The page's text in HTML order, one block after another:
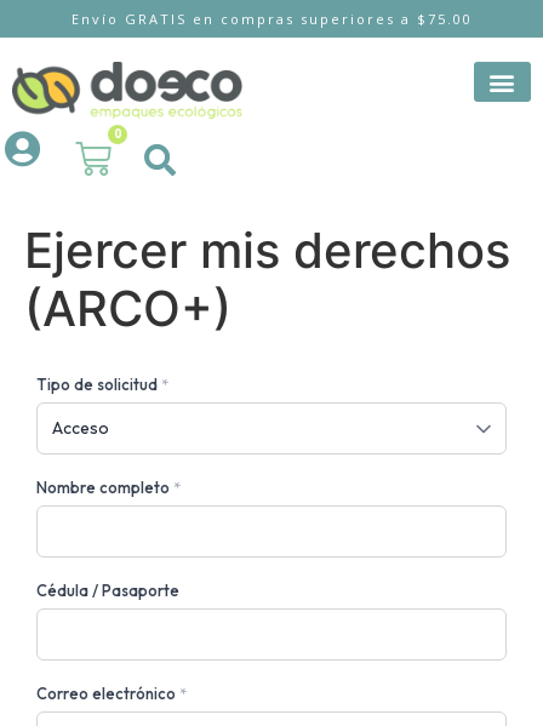
Envío GRATIS en compras superiores a $75.00
0
Ejercer mis derechos
(ARCO+)
Tipo de solicitud *
Nombre completo *
Cédula / Pasaporte
Correo electrónico *